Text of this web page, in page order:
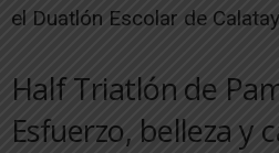
el Duatlón Escolar de
Half Triatlón de
Esfuerzo, belleza y